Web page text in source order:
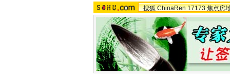
搜狐 ChinaRen 17173 焦点房